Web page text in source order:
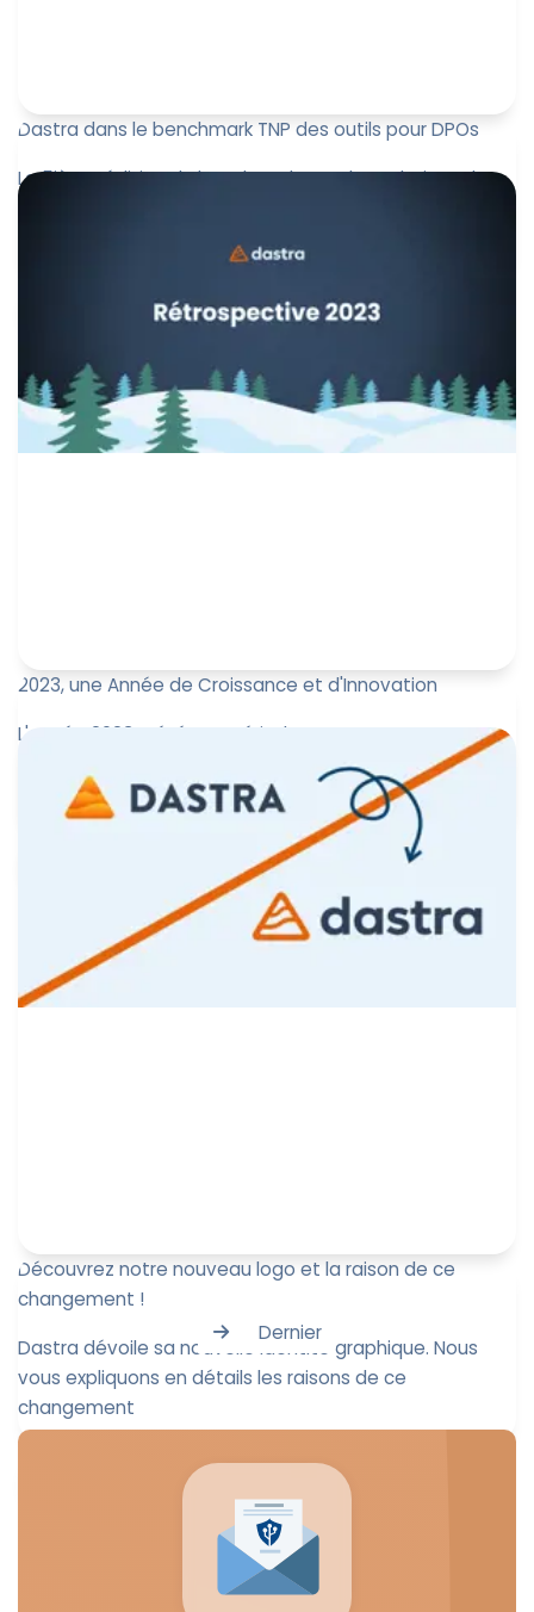
Dastra dans le benchmark TNP des outils pour DPOs
La 5ième édition du benchmark TNP des solutions de
26 décembre 2023
2023, une Année de Croissance et d'Innovation
L'année 2023 a été une période marquante pour
Dastra, jalonnée de réalisations significatives et
d'avancées majeures. Vo...
22 décembre 2023
Découvrez notre nouveau logo et la raison de ce
changement !
Dastra dévoile sa nouvelle identité graphique. Nous
vous expliquons en détails les raisons de ce
changement
Antoine Bidault
21 novembre 2023
Dernier